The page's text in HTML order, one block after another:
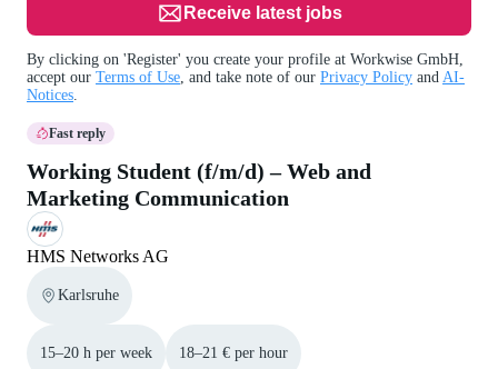
Receive latest jobs
By clicking on 'Register' you create your profile at Workwise GmbH,
accept our Terms of Use , and take note of our Privacy Policy and AI-
Notices
Fast reply
Working Student (f/m/d) – Web and
Marketing Communication
HMS Networks AG
Karlsruhe
15–20 h per week 18–21 € per hour